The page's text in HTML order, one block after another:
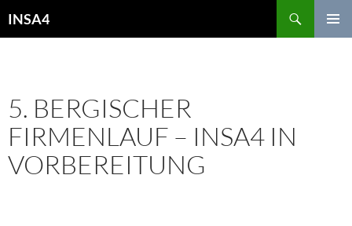
INSA4
5. BERGISCHER
FIRMENLAUF – INSA4 IN
VORBEREITUNG